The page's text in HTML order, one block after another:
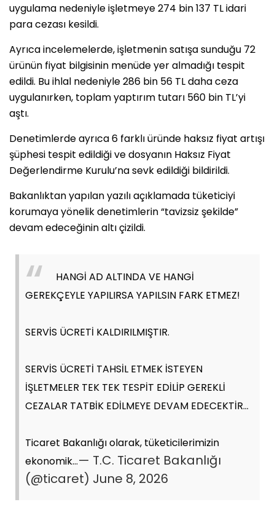
uygulama nedeniyle işletmeye 274 bin 137 TL idari
para cezası kesildi.
Ayrıca incelemelerde, işletmenin satışa sunduğu 72
ürünün fiyat bilgisinin menüde yer almadığı tespit
edildi. Bu ihlal nedeniyle 286 bin 56 TL daha ceza
uygulanırken, toplam yaptırım tutarı 560 bin TL’yi
aştı.
Denetimlerde ayrıca 6 farklı üründe haksız fiyat artışı
şüphesi tespit edildiği ve dosyanın Haksız Fiyat
Değerlendirme Kurulu’na sevk edildiği bildirildi.
Bakanlıktan yapılan yazılı açıklamada tüketiciyi
korumaya yönelik denetimlerin “tavizsiz şekilde”
devam edeceğinin altı çizildi.
HANGİ AD ALTINDA VE HANGİ
GEREKÇEYLE YAPILIRSA YAPILSIN FARK ETMEZ!
SERVİS ÜCRETİ KALDIRILMIŞTIR.
SERVİS ÜCRETİ TAHSİL ETMEK İSTEYEN
İŞLETMELER TEK TEK TESPİT EDİLİP GEREKLİ
CEZALAR TATBİK EDİLMEYE DEVAM EDECEKTİR…
Ticaret Bakanlığı olarak, tüketicilerimizin
ekonomik…— T.C. Ticaret Bakanlığı
(@ticaret) June 8, 2026